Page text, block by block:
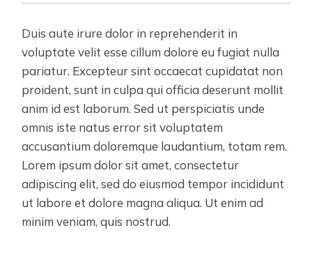
Duis aute irure dolor in reprehenderit in
voluptate velit esse cillum dolore eu fugiat nulla
pariatur. Excepteur sint occaecat cupidatat non
proident, sunt in culpa qui officia deserunt mollit
anim id est laborum. Sed ut perspiciatis unde
omnis iste natus error sit voluptatem
accusantium doloremque laudantium, totam rem.
Lorem ipsum dolor sit amet, consectetur
adipiscing elit, sed do eiusmod tempor incididunt
ut labore et dolore magna aliqua. Ut enim ad
minim veniam, quis nostrud.